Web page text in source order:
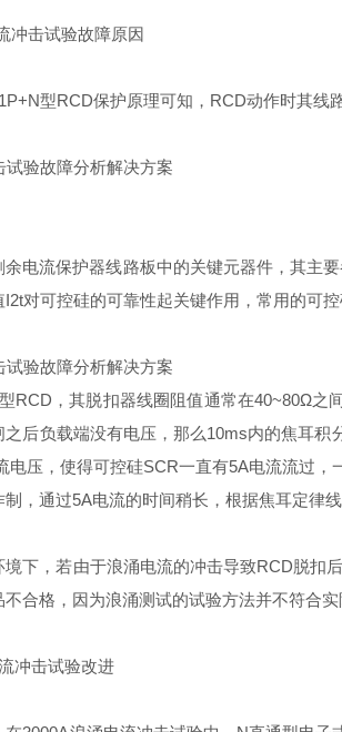
击试验故障原因
型RCD保护原理可知，RCD动作时其线
流保护器线路板中的关键元器件，其主要
对可控硅的可靠性起关键作用，常用的可
，其脱扣器线圈阻值通常在40~80Ω之间
之后负载端没有电压，那么10ms内的焦耳
电压，使得可控硅SCR一直有5A电流流过
制，通过5A电流的时间稍长，根据焦耳定律
，若由于浪涌电流的冲击导致RCD脱扣后
合格，因为浪涌测试的试验方法并不符合
击试验改进